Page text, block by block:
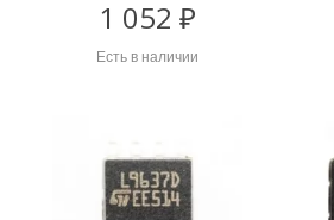
1 052 ₽
Есть в наличии